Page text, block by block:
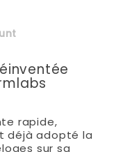
rapide,
déjà adopté la
sur sa